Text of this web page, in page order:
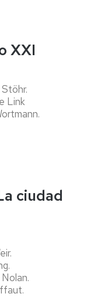
XXI
Link
ciudad